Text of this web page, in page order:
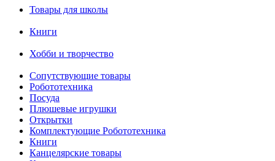
Товары для школы
Книги
Хобби и творчество
Сопутствующие товары
Робототехника
Посуда
Плюшевые игрушки
Открытки
Комплектующие Робототехника
Книги
Канцелярские товары